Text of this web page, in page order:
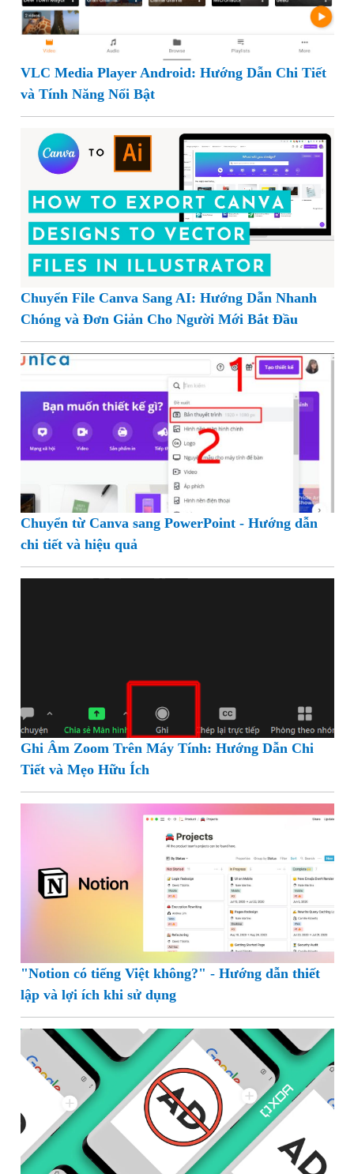
VLC Media Player Android: Hướng Dẫn Chi Tiết
và Tính Năng Nổi Bật
Chuyển File Canva Sang AI: Hướng Dẫn Nhanh
Chóng và Đơn Giản Cho Người Mới Bắt Đầu
Chuyển từ Canva sang PowerPoint - Hướng dẫn
chi tiết và hiệu quả
Ghi Âm Zoom Trên Máy Tính: Hướng Dẫn Chi
Tiết và Mẹo Hữu Ích
"Notion có tiếng Việt không?" - Hướng dẫn thiết
lập và lợi ích khi sử dụng